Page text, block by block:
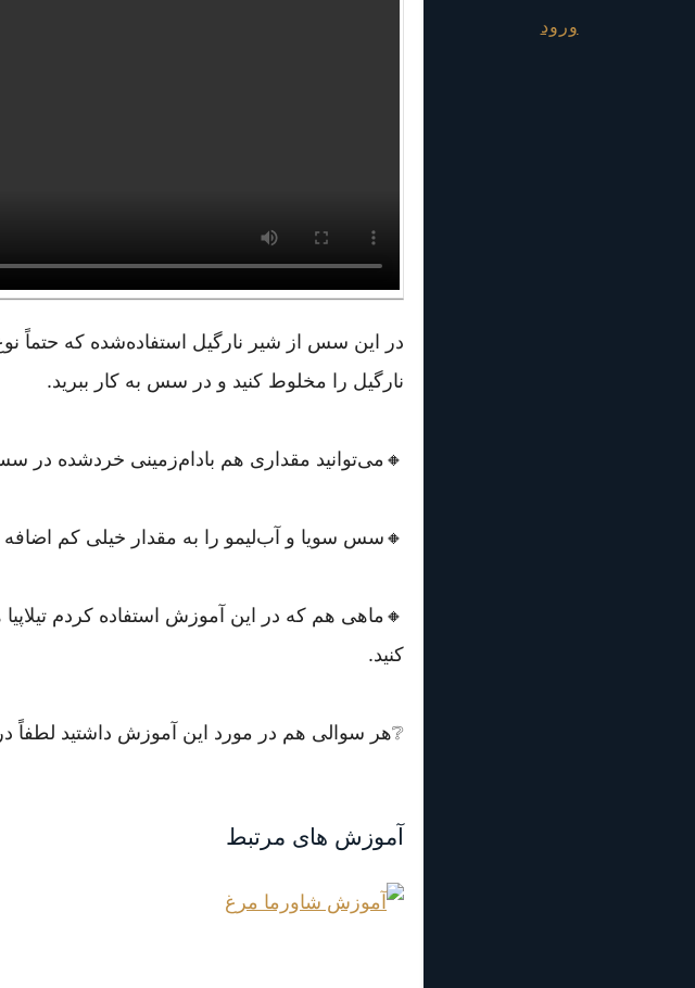
ورود
در این سس از شیر نارگیل استفاده‌شده که حتماً
نارگیل را مخلوط کنید و در سس به کار ببرید.
🔸می‌توانید مقداری هم بادام‌زمینی خردشده در
🔸سس سویا و آب‌لیمو را به مقدار خیلی کم
🔸ماهی هم که در این آموزش استفاده کردم
کنید.
❔هر سوالی هم در مورد این آموزش داشتید لطفاً
آموزش های مرتبط